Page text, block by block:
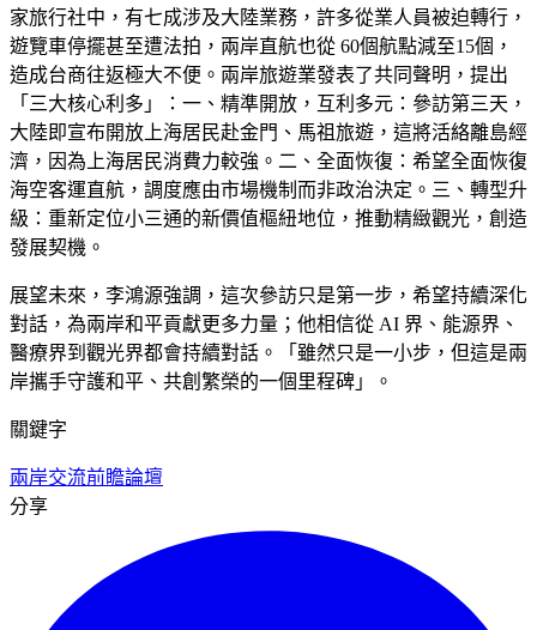
家旅行社中，有七成涉及大陸業務，許多從業人員被迫轉行，
遊覽車停擺甚至遭法拍，兩岸直航也從 60個航點減至15個，
造成台商往返極大不便。兩岸旅遊業發表了共同聲明，提出
「三大核心利多」：一、精準開放，互利多元：參訪第三天，
大陸即宣布開放上海居民赴金門、馬祖旅遊，這將活絡離島經
濟，因為上海居民消費力較強。二、全面恢復：希望全面恢復
海空客運直航，調度應由市場機制而非政治決定。三、轉型升
級：重新定位小三通的新價值樞紐地位，推動精緻觀光，創造
發展契機。
展望未來，李鴻源強調，這次參訪只是第一步，希望持續深化
對話，為兩岸和平貢獻更多力量；他相信從 AI 界、能源界、
醫療界到觀光界都會持續對話。「雖然只是一小步，但這是兩
岸攜手守護和平、共創繁榮的一個里程碑」。
關鍵字
兩岸交流前瞻論壇
分享